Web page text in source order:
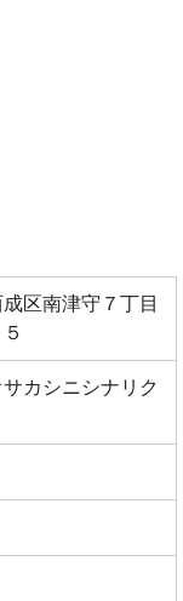
区南津守７丁目
カシニシナリク